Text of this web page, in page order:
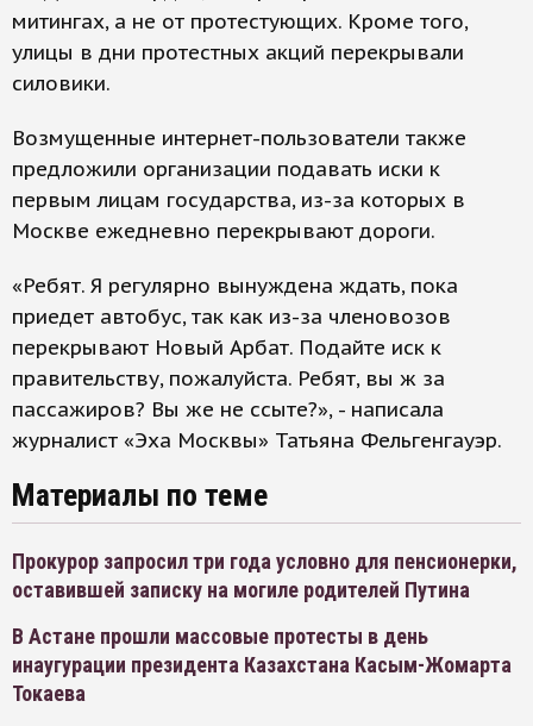
митингах, а не от протестующих. Кроме того,
улицы в дни протестных акций перекрывали
силовики.
Возмущенные интернет-пользователи также
предложили организации подавать иски к
первым лицам государства, из-за которых в
Москве ежедневно перекрывают дороги.
«Ребят. Я регулярно вынуждена ждать, пока
приедет автобус, так как из-за членовозов
перекрывают Новый Арбат. Подайте иск к
правительству, пожалуйста. Ребят, вы ж за
пассажиров? Вы же не ссыте?», - написала
журналист «Эха Москвы» Татьяна Фельгенгауэр.
Материалы по теме
Прокурор запросил три года условно для пенсионерки,
оставившей записку на могиле родителей Путина
В Астане прошли массовые протесты в день
инаугурации президента Казахстана Касым-Жомарта
Токаева